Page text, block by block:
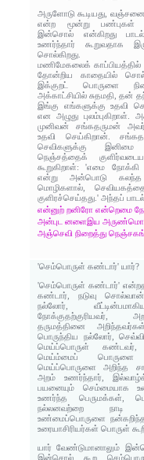
அருளோடு கூடியது,
என்ற மூன்று பண்புகள்
இன்சொல் என்கிறது
உணர்ந்தார் கூறுவதாக
சொல்கிறது.
மணிமேகலைக்
தோன்றிய காதையில்
இக்குறட் பொருளை
அக்காட்சியில் சுதமதி, தன்
இங்கு எங்களுக்கு உதவி
என அழுது
முனிவன் சங்கதருமன்
உதவி செய்கிறான்.
செவிகளுக்கு
நெஞ்சத்தைக்
கூறுகிறாள்: 'எமை
என்று அன்பொடு
மொழிகளால்,
குளிரச்செய்தது.' அந்தப்
என்னுற் றனிரோ என்றெமை
அன்புட னளைஇய
அஞ்செவி நிறைத்து நெஞ்சகங்
'செம்பொருள் கண்டார்' யார்?
'செம்பொருள் கண்டார்'
கண்டார், நடுவு
நல்லோர்,
நோக்குதற்குரியவர்,
தருமத்தினை
பொருந்திய நல்லோர்,
மெய்ப்பொருள் கண்டவர்,
மெய்ம்மைப்
மெய்ப்பொருளை அறிந்த
அறம் உணர்ந்தார்,
பயனையும் செம்மையாக
உணர்ந்த பெருமக்கள்,
நல்லனவற்றை நாடி
உண்மைப்பொருளை
உரையாசிரியர்கள் பொருள்
யார் வேண்டுமானாலும்
இன்சொல் கூற